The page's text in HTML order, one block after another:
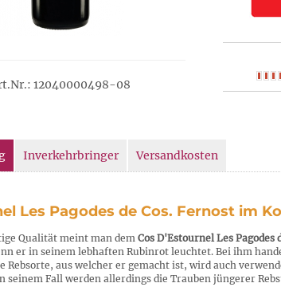
12040000498-08
Inverkehrbringer Versandkosten
Les Pagodes de Cos. Fernost im
Qualität meint man dem Cos D'Estournel Les Pagodes
er in seinem lebhaften Rubinrot leuchtet. Bei ihm
Rebsorte, aus welcher er gemacht ist, wird auch
seinem Fall werden allerdings die Trauben jüngerer